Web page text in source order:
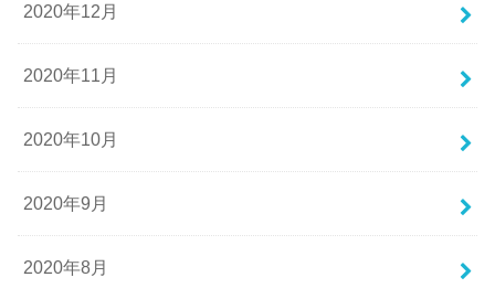
2020年12月
2020年11月
2020年10月
2020年9月
2020年8月